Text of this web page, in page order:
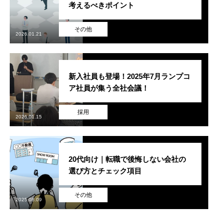
カジュアル面談について
新卒採用
中途採用
経験者採用
業務委託求人
独立支援求人
アルバイト採用
PRIVACY POLICY
その他
考えるべきポイント
2026.01.21
採用
新入社員も登場！2025年7月ランプコ
ア社員が集う全社会議！
2026.01.15
その他
20代向け｜転職で後悔しない会社の
選び方とチェック項目
2025.08.09